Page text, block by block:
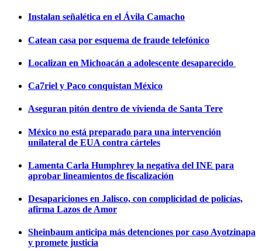
Instalan señalética en el Ávila Camacho
Catean casa por esquema de fraude telefónico
Localizan en Michoacán a adolescente desaparecido
Ca7riel y Paco conquistan México
Aseguran pitón dentro de vivienda de Santa Tere
México no está preparado para una intervención
unilateral de EUA contra cárteles
Lamenta Carla Humphrey la negativa del INE para
aprobar lineamientos de fiscalización
Desapariciones en Jalisco, con complicidad de policías,
afirma Lazos de Amor
Sheinbaum anticipa más detenciones por caso Ayotzinapa
y promete justicia